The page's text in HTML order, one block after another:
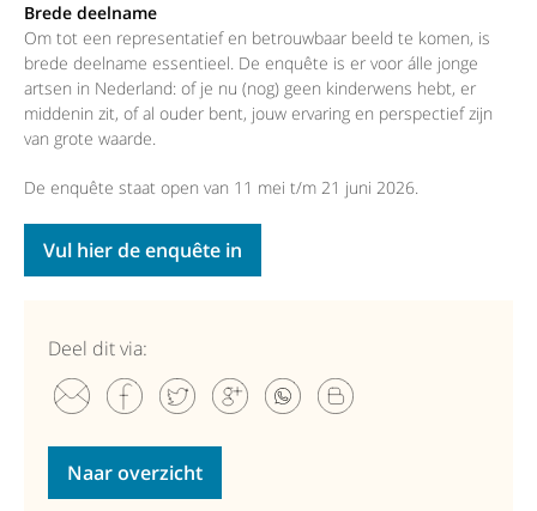
Brede deelname
Om tot een representatief en betrouwbaar beeld te komen, is
brede deelname essentieel. De enquête is er voor álle jonge
artsen in Nederland: of je nu (nog) geen kinderwens hebt, er
middenin zit, of al ouder bent, jouw ervaring en perspectief zijn
van grote waarde.
De enquête staat open van 11 mei t/m 21 juni 2026.
Vul hier de enquête in
Deel dit via:
Naar overzicht